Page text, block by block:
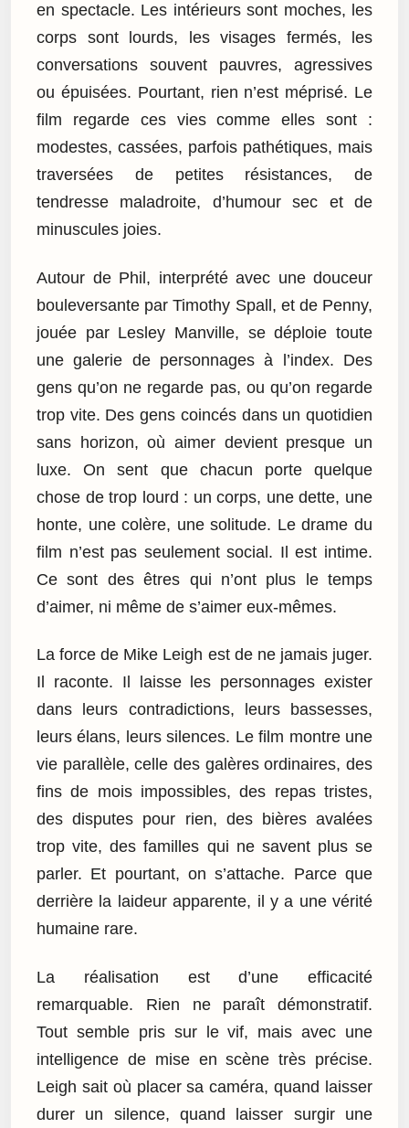
en spectacle. Les intérieurs sont moches, les
corps sont lourds, les visages fermés, les
conversations souvent pauvres, agressives
ou épuisées. Pourtant, rien n’est méprisé. Le
film regarde ces vies comme elles sont :
modestes, cassées, parfois pathétiques, mais
traversées de petites résistances, de
tendresse maladroite, d’humour sec et de
minuscules joies.
Autour de Phil, interprété avec une douceur
bouleversante par Timothy Spall, et de Penny,
jouée par Lesley Manville, se déploie toute
une galerie de personnages à l’index. Des
gens qu’on ne regarde pas, ou qu’on regarde
trop vite. Des gens coincés dans un quotidien
sans horizon, où aimer devient presque un
luxe. On sent que chacun porte quelque
chose de trop lourd : un corps, une dette, une
honte, une colère, une solitude. Le drame du
film n’est pas seulement social. Il est intime.
Ce sont des êtres qui n’ont plus le temps
d’aimer, ni même de s’aimer eux-mêmes.
La force de Mike Leigh est de ne jamais juger.
Il raconte. Il laisse les personnages exister
dans leurs contradictions, leurs bassesses,
leurs élans, leurs silences. Le film montre une
vie parallèle, celle des galères ordinaires, des
fins de mois impossibles, des repas tristes,
des disputes pour rien, des bières avalées
trop vite, des familles qui ne savent plus se
parler. Et pourtant, on s’attache. Parce que
derrière la laideur apparente, il y a une vérité
humaine rare.
La réalisation est d’une efficacité
remarquable. Rien ne paraît démonstratif.
Tout semble pris sur le vif, mais avec une
intelligence de mise en scène très précise.
Leigh sait où placer sa caméra, quand laisser
durer un silence, quand laisser surgir une